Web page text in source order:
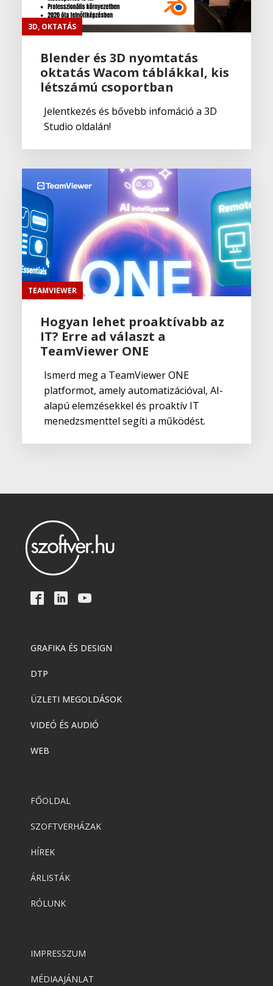
3D, OKTATÁS
Blender és 3D nyomtatás
oktatás Wacom táblákkal, kis
létszámú csoportban
Jelentkezés és bővebb infomáció a 3D
Studio oldalán!
TEAMVIEWER
Hogyan lehet proaktívabb az
IT? Erre ad választ a
TeamViewer ONE
Ismerd meg a TeamViewer ONE
platformot, amely automatizációval, AI-
alapú elemzésekkel és proaktív IT
menedzsmenttel segíti a működést.
GRAFIKA ÉS DESIGN
DTP
ÜZLETI MEGOLDÁSOK
VIDEÓ ÉS AUDIÓ
WEB
FŐOLDAL
SZOFTVERHÁZAK
HÍREK
ÁRLISTÁK
RÓLUNK
IMPRESSZUM
MÉDIAAJÁNLAT